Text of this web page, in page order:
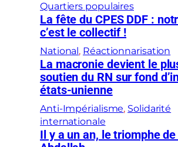
Quartiers populaires
La fête du CPES DDF :
c’est le collectif !
National , Réactionnarisation
La macronie devient le
soutien du RN sur fond
états-unienne
Anti-Impérialisme, Solidarité
internationale
Il y a un an, le triomphe